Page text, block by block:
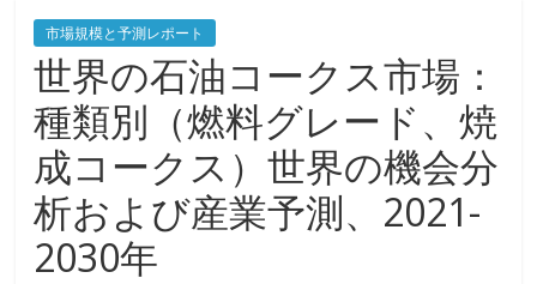
市場規模と予測レポート
世界の石油コークス市場：
種類別（燃料グレード、焼
成コークス）世界の機会分
析および産業予測、2021-
2030年